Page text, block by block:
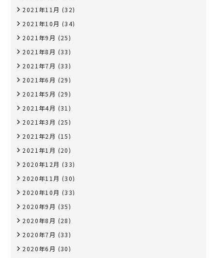
2021年11月 (32)
2021年10月 (34)
2021年9月 (25)
2021年8月 (33)
2021年7月 (33)
2021年6月 (29)
2021年5月 (29)
2021年4月 (31)
2021年3月 (25)
2021年2月 (15)
2021年1月 (20)
2020年12月 (33)
2020年11月 (30)
2020年10月 (33)
2020年9月 (35)
2020年8月 (28)
2020年7月 (33)
2020年6月 (30)